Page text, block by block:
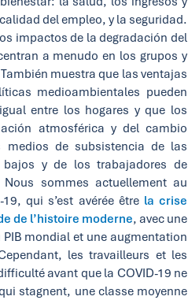
del empleo, y la seguridad.
impactos de la degradación del
a menudo en los grupos y
muestra que las ventajas
medioambientales pueden
entre los hogares y que los
atmosférica y del cambio
de subsistencia de las
bajos y de los trabajadores de
Nous sommes actuellement au
qui s’est avérée être la crise
de l’histoire moderne, avec une
mondial et une augmentation
les travailleurs et les
avant que la COVID-19 ne
stagnent, une classe moyenne